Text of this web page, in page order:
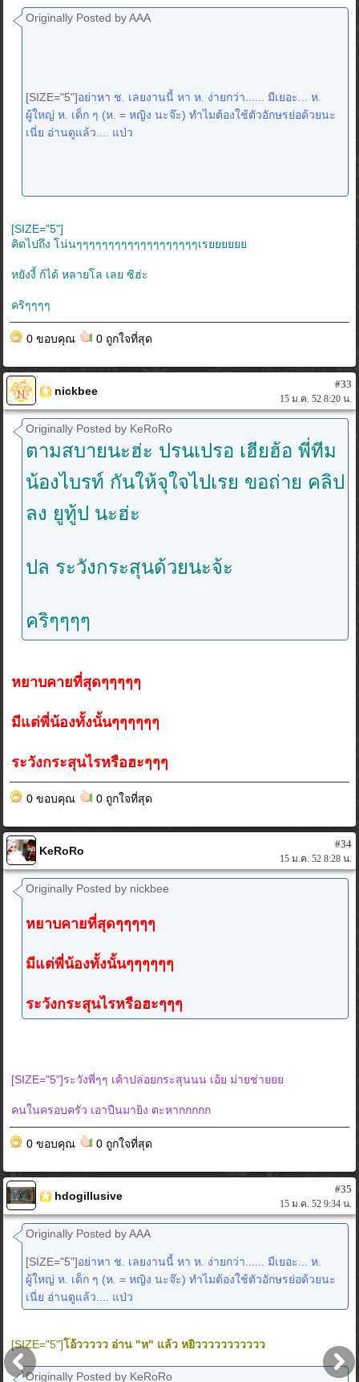
Originally Posted by AAA
[SIZE="5"]อย่าหา ช. เลยงานนี้ หา ห. ง่ายกว่า...... มีเยอะ... ห.
ผู้ใหญ่ ห. เด็ก ๆ (ห. = หญิง นะจ๊ะ) ทำไมต้องใช้ตัวอักษรย่อด้วยนะ
เนี่ย อ่านดูแล้ว.... แป่ว
[SIZE="5"]
คิดไปถึง โน่นๆๆๆๆๆๆๆๆๆๆๆๆๆๆๆๆๆๆๆเรยยยยยย
หยังงี้ ก้ได้ หลายโล เลย ซิฮ่ะ
คริๆๆๆๆ
0 ขอบคุณ 0 ถูกใจที่สุด
nickbee
#33
15 ม.ค. 52 8:20 น.
Originally Posted by KeRoRo
ตามสบายนะฮ่ะ ปรนเปรอ เฮียฮ้อ พี่ทีม
น้องไบรท์ กันให้จุใจไปเรย ขอถ่าย คลิป
ลง ยูทู้ป นะฮ่ะ
ปล ระวังกระสุนด้วยนะจ้ะ
คริๆๆๆๆ
หยาบคายที่สุดๆๆๆๆๆ
มีแต่พี่น้องทั้งนั้นๆๆๆๆๆๆ
ระวังกระสุนไรหรือฮะๆๆๆ
0 ขอบคุณ 0 ถูกใจที่สุด
KeRoRo
#34
15 ม.ค. 52 8:28 น.
Originally Posted by nickbee
หยาบคายที่สุดๆๆๆๆๆ
มีแต่พี่น้องทั้งนั้นๆๆๆๆๆๆ
ระวังกระสุนไรหรือฮะๆๆๆ
[SIZE="5"]ระวังพี่ๆๆ เค้าปล่อยกระสุนนน เอ้ย ม่ายช่ายยย
คนในครอบครัว เอาปืนมายิง ตะหากกกกก
0 ขอบคุณ 0 ถูกใจที่สุด
hdogillusive
#35
15 ม.ค. 52 9:34 น.
Originally Posted by AAA
[SIZE="5"]อย่าหา ช. เลยงานนี้ หา ห. ง่ายกว่า...... มีเยอะ... ห.
ผู้ใหญ่ ห. เด็ก ๆ (ห. = หญิง นะจ๊ะ) ทำไมต้องใช้ตัวอักษรย่อด้วยนะ
เนี่ย อ่านดูแล้ว.... แป่ว
[SIZE="5"]โอ้ววววว อ่าน "ห" แล้ว หยิววววววววววว
Originally Posted by KeRoRo